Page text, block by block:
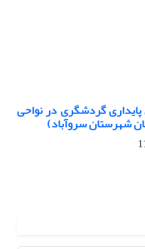
گردشگری در نواحی
شهرستان سروآباد)